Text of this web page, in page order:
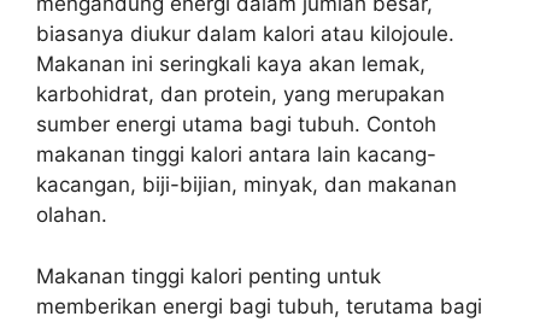
biasanya diukur dalam kalori atau kilojoule.
Makanan ini seringkali kaya akan lemak,
karbohidrat, dan protein, yang merupakan
sumber energi utama bagi tubuh. Contoh
makanan tinggi kalori antara lain kacang-
kacangan, biji-bijian, minyak, dan makanan
olahan.
Makanan tinggi kalori penting untuk
memberikan energi bagi tubuh, terutama bagi